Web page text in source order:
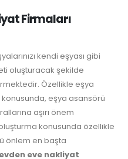
Firmaları
kendi eşyası gibi
oluşturacak şekilde
Özellikle eşya
eşya asansörü
aşırı önem
konusunda özellikle
önlem en başta
eve nakliyat